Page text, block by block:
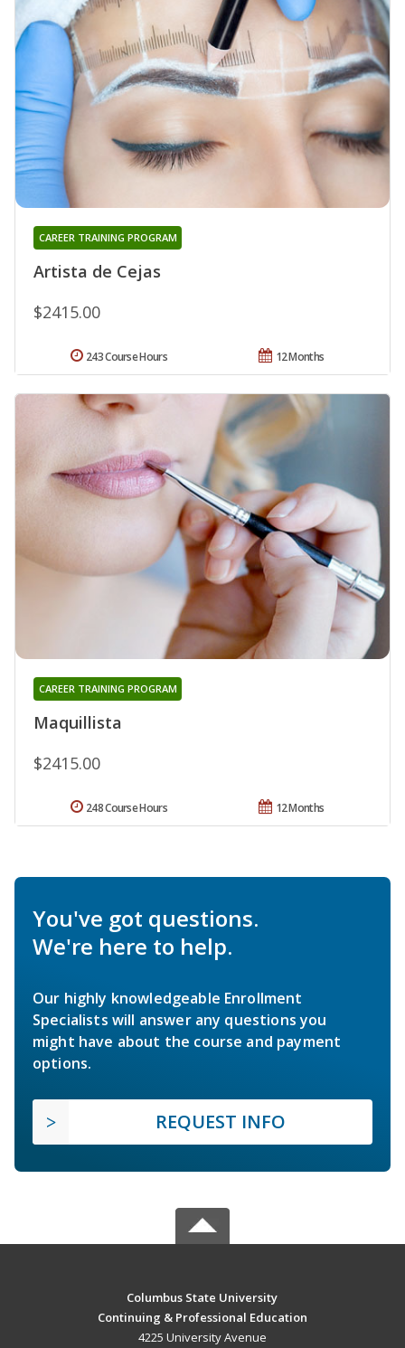
Artista de Cejas
CAREER TRAINING PROGRAM
$2415.00
12 Months
243 Course Hours
Maquillista
CAREER TRAINING PROGRAM
$2415.00
12 Months
248 Course Hours
You've got questions.
We're here to help.
Our highly knowledgeable Enrollment
Specialists will answer any questions you
might have about the course and payment
options.
REQUEST INFO
Columbus State University
Continuing & Professional Education
4225 University Avenue